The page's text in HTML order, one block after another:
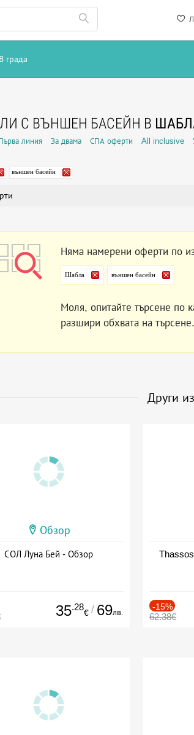
В града
С ВЪНШЕН БАСЕЙН В
линия За двама СПА оферти All inclusive
външен басейн
Няма намерени оферти по
Шабла външен басейн
Моля, опитайте търсене по
разшири обхвата на търсене.
Други
Обзор
СОЛ Луна Бей - Обзор
35.28
€ / 69лв.
-15%
62.38€